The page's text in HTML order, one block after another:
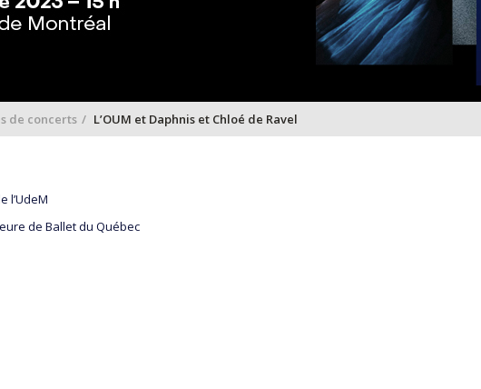
de concerts L’OUM et Daphnis et Chloé de Ravel
l’UdeM
de Ballet du Québec